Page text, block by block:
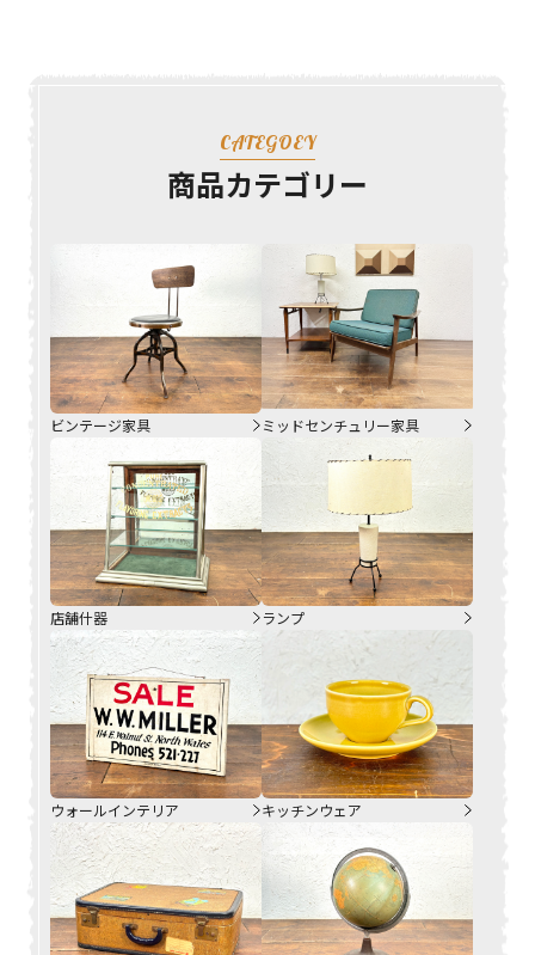
CATEGOEY
商品カテゴリー
ビンテージ家具 ミッドセンチュリー家具
店舗什器 ランプ
ウォールインテリア キッチンウェア